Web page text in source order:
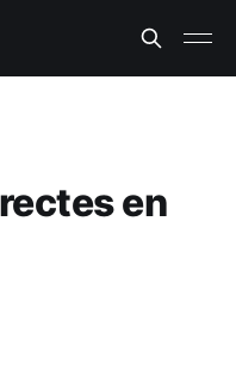
en